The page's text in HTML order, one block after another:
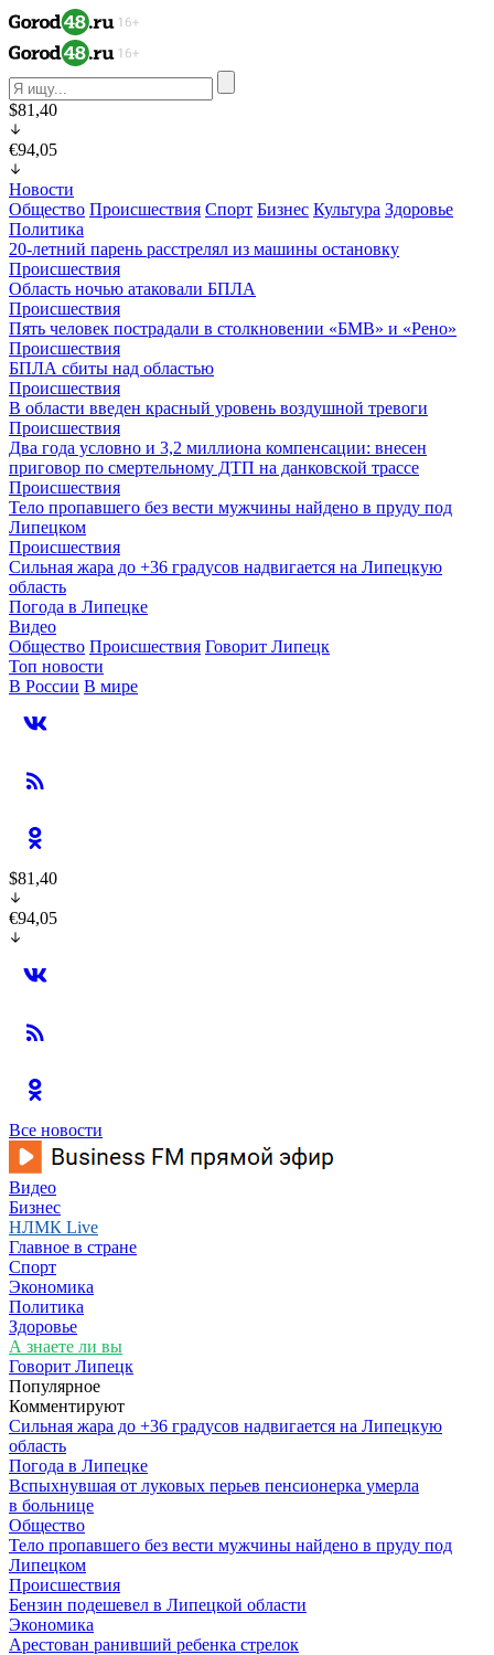
$81,40
€94,05
Новости
Общество Происшествия Спорт Бизнес Культура Здоровье
Политика
20-летний парень расстрелял из машины остановку
Происшествия
Область ночью атаковали БПЛА
Происшествия
Пять человек пострадали в столкновении «БМВ» и «Рено»
Происшествия
БПЛА сбиты над областью
Происшествия
В области введен красный уровень воздушной тревоги
Происшествия
Два года условно и 3,2 миллиона компенсации: внесен
приговор по смертельному ДТП на данковской трассе
Происшествия
Тело пропавшего без вести мужчины найдено в пруду под
Липецком
Происшествия
Сильная жара до +36 градусов надвигается на Липецкую
область
Погода в Липецке
Видео
Общество Происшествия Говорит Липецк
Топ новости
В России В мире
$81,40
€94,05
Все новости
Видео
Бизнес
НЛМК Live
Главное в стране
Спорт
Экономика
Политика
Здоровье
А знаете ли вы
Говорит Липецк
Популярное
Комментируют
Сильная жара до +36 градусов надвигается на Липецкую
область
Погода в Липецке
Вспыхнувшая от луковых перьев пенсионерка умерла
в больнице
Общество
Тело пропавшего без вести мужчины найдено в пруду под
Липецком
Происшествия
Бензин подешевел в Липецкой области
Экономика
Арестован ранивший ребенка стрелок